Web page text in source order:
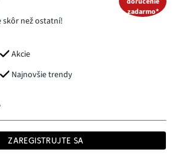
skôr než ostatní!
Akcie
Najnovšie trendy
zadarmo*
ZAREGISTRUJTE SA